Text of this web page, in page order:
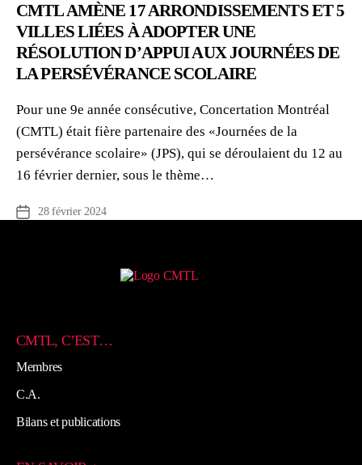
CMTL AMÈNE 17 ARRONDISSEMENTS ET 5
VILLES LIÉES À ADOPTER UNE
RÉSOLUTION D’APPUI AUX JOURNÉES DE
LA PERSÉVÉRANCE SCOLAIRE
Pour une 9e année consécutive, Concertation Montréal
(CMTL) était fière partenaire des «Journées de la
persévérance scolaire» (JPS), qui se déroulaient du 12 au
16 février dernier, sous le thème…
Date
28 février 2024
CMTL, C’EST…
Membres
C.A.
Bilans et publications